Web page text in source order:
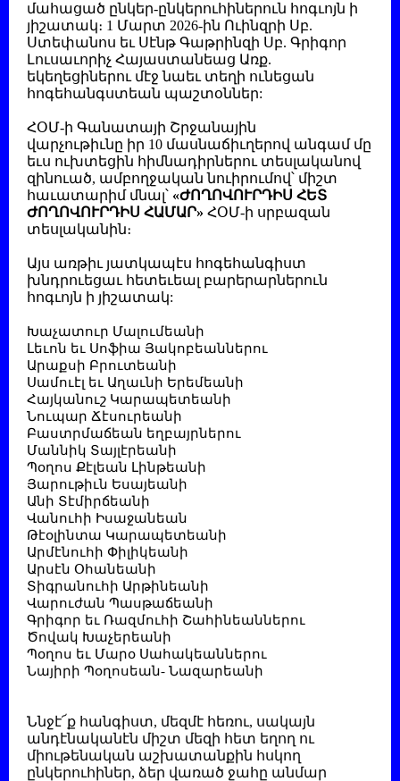
մահացած ընկեր-ընկերուհիներուն հոգւոյն ի
յիշատակ։ 1 Մարտ 2026-ին Ուինզրի Սբ.
Ստեփանոս եւ Սէնթ Գաթրինզի Սբ. Գրիգոր
Լուսաւորիչ Հայաստանեաց Առք.
եկեղեցիներու մէջ նաեւ տեղի ունեցան
հոգեհանգստեան պաշտօններ:
ՀՕՄ-ի Գանատայի Շրջանային
վարչութիւնը իր 10 մասնաճիւղերով անգամ մը
եւս ուխտեցին հիմնադիրներու տեսլականով
զինուած, ամբողջական նուիրումով՝ միշտ
հաւատարիմ մնալ՝ «ԺՈՂՈՎՈՒՐԴԻՍ ՀԵՏ
ԺՈՂՈՎՈՒՐԴԻՍ ՀԱՄԱՐ» ՀՕՄ-ի սրբազան
տեսլականին։
Այս առթիւ յատկապէս հոգեհանգիստ
խնդրուեցաւ հետեւեալ բարերարներուն
հոգւոյն ի յիշատակ:
Խաչատուր Մալումեանի
Լեւոն եւ Սոֆիա Յակոբեաններու
Արաքսի Բրուտեանի
Սամուէլ եւ Աղաւնի Երեմեանի
Հայկանուշ Կարապետեանի
Նուպար Ճէսուրեանի
Բաստրմաճեան եղբայրներու
Մաննիկ Տայլէրեանի
Պօղոս Քէլեան Լինթեանի
Յարութիւն Եսայեանի
Անի Տէմիրճեանի
Վանուհի Իսաջանեան
Թէօլինտա Կարապետեանի
Արմէնուհի Փիլիկեանի
Արսէն Օհանեանի
Տիգրանուհի Արթինեանի
Վարուժան Պասթաճեանի
Գրիգոր եւ Ռազմուհի Շահինեաններու
Ծովակ Խաչերեանի
Պօղոս եւ Մարօ Սահակեաններու
Նայիրի Պօղոսեան- Նազարեանի
Ննջէ՜ք հանգիստ, մեզմէ հեռու, սակայն
անդէնականէն միշտ մեզի հետ եղող ու
միութենական աշխատանքին հսկող
ընկերուհիներ, ձեր վառած ջահը անմար